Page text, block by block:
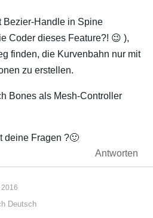
Bezier-Handle in Spine
Coder dieses Feature?! 😉 ),
finden, die Kurvenbahn nur mit
zu erstellen.
Bones als Mesh-Controller
deine Fragen ?🙂
Antworten
2016
Deutsch